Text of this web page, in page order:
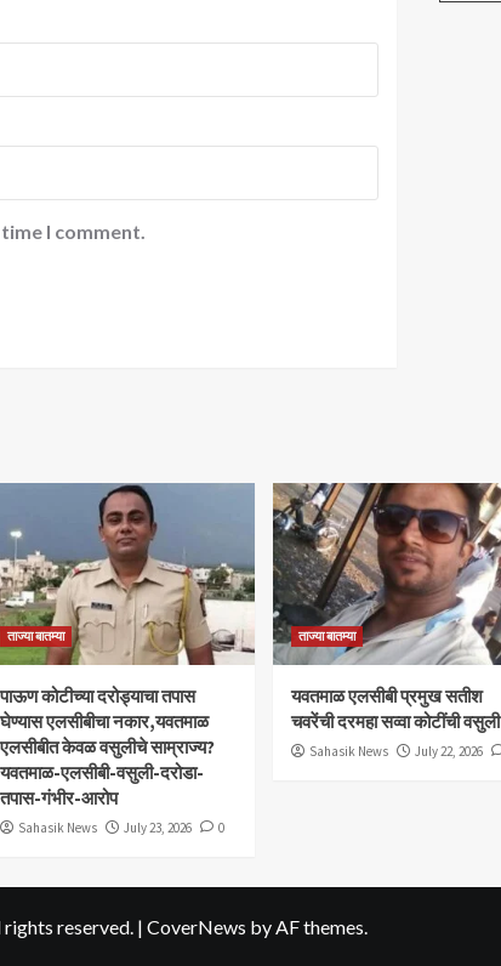
I comment.
ताज्या बातम्या
पाऊण कोटीच्या दरोड्याचा तपास
घेण्यास एलसीबीचा नकार,यवतमाळ
एलसीबीत केवळ वसुलीचे साम्राज्य?
यवतमाळ-एलसीबी-वसुली-दरोडा-
तपास-गंभीर-आरोप
Sahasik News July 23, 2026 0
ताज्या बातम्या
यवतमाळ एलसीबी प्रमुख सतीश
चवरेंची दरमहा सव्वा कोटींची वसुली
Sahasik News July 22, 2026
reserved. | CoverNews by AF themes.